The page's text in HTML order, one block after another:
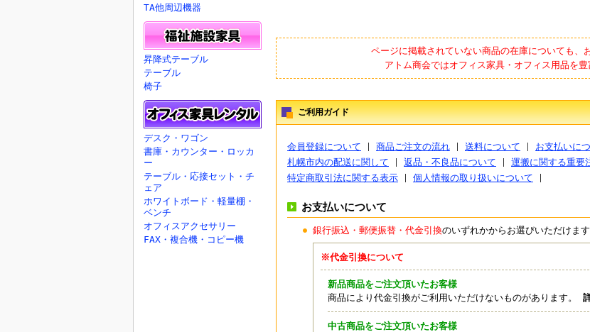
TA他周辺機器
昇降式テーブル
テーブル
椅子
デスク・ワゴン
書庫・カウンター・ロッカ
ー
テーブル・応接セット・チ
ェア
ホワイトボード・軽量棚・
ベンチ
オフィスアクセサリー
FAX・複合機・コピー機
ページに掲載されていない商品の在庫についても、
アトム商会ではオフィス家具・オフィス用品を豊
ご利用ガイド
会員登録について 商品ご注文の流れ 送料について お支払いに
札幌市内の配送に関して
返品・不良品について 運搬に関する重要
特定商取引法に関する表示
個人情報の取り扱いについて
お支払いについて
銀行振込・郵便振替・代金引換のいずれかからお選びいただけます
※代金引換について
新品商品をご注文頂いたお客様
商品により代金引換がご利用いただけないものがあります。
中古商品をご注文頂いたお客様